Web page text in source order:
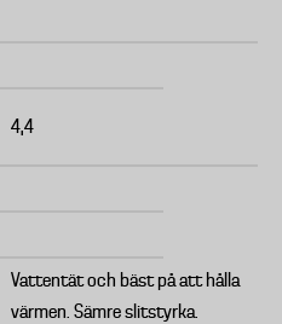
4,4
Vattentät och bäst på att hålla
värmen. Sämre slitstyrka.